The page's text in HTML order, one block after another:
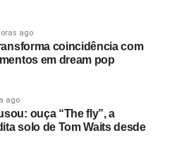
continua encontrando
ago
coincidência com
em dream pop
ago
ouça “The fly”, a
solo de Tom Waits desde